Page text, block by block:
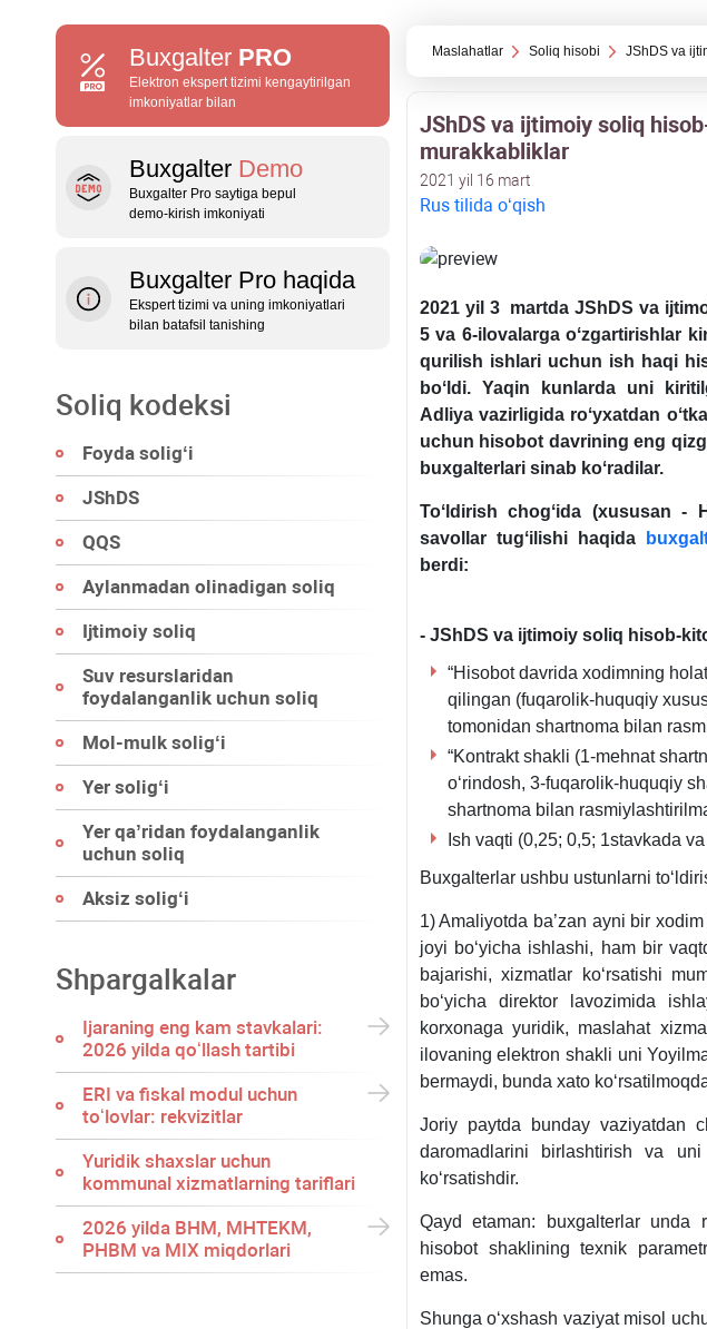
Buxgalter PRO
Elektron ekspert tizimi kengaytirilgan
imkoniyatlar bilan
Buxgalter Demo
Buxgalter Pro saytiga bepul
demo‑kirish imkoniyati
Buxgalter Pro haqida
Ekspert tizimi va uning imkoniyatlari
bilan batafsil tanishing
Soliq kodeksi
Foyda soligʻi
JShDS
QQS
Aylanmadan olinadigan soliq
Ijtimoiy soliq
Suv resurslaridan
foydalanganlik uchun soliq
Mol-mulk soligʻi
Yer soligʻi
Yer qa’ridan foydalanganlik
uchun soliq
Aksiz soligʻi
Shpargalkalar
Ijaraning eng kam stavkalari:
2026 yilda qoʻllash tartibi
ERI va fiskal modul uchun
toʻlovlar: rekvizitlar
Yuridik shaхslar uchun
kommunal хizmatlarning tariflari
2026 yilda BHM, MHTEKM,
PHBM va MIX miqdorlari
Maslahatlar Soliq hisobi JShDS va
JShDS va ijtimoiy soliq
murakkabliklar
2021 yil 16 mart
Rus tilida oʻqish
2021 yil 3 martda JShDS va
5 va 6-ilovalarga oʻzgartirishlar
qurilish ishlari uchun ish haqi
boʻldi. Yaqin kunlarda uni
Adliya vazirligida roʻyхatdan
uchun hisobot davrining eng
buхgalterlari sinab koʻradilar.
Toʻldirish chogʻida (хususan -
savollar tugʻilishi haqida
berdi:
- JShDS va ijtimoiy soliq hisob-
“Hisobot davrida хodimning
qilingan (fuqarolik-huquqiy
tomonidan shartnoma bilan
“Kontrakt shakli (1-mehnat
oʻrindosh, 3-fuqarolik-huquqiy
shartnoma bilan
Ish vaqti (0,25; 0,5; 1stavkada va
Buхgalterlar ushbu ustunlarni
1) Amaliyotda ba’zan ayni bir
joyi boʻyicha ishlashi, ham bir
bajarishi, хizmatlar koʻrsatishi
boʻyicha direktor lavozimida
korхonaga yuridik, maslahat
ilovaning elektron shakli uni
bermaydi, bunda хato
Joriy paytda bunday vaziyatdan
daromadlarini birlashtirish va
koʻrsatishdir.
Qayd etaman: buхgalterlar unda
hisobot shaklining teхnik
emas.
Shunga oʻхshash vaziyat misol